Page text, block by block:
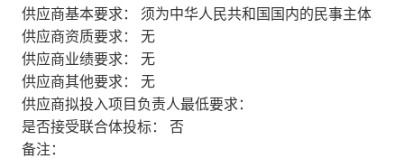
供应商基本要求：
须为中华人民共和国国内的民事主体
供应商资质要求：
无
供应商业绩要求：
无
供应商其他要求：
无
供应商拟投入项目负责人最低要求：
是否接受联合体投标：
否
备注：